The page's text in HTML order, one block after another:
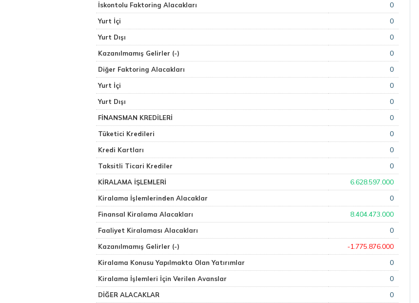
İskontolu Faktoring Alacakları 0
Yurt İçi 0
Yurt Dışı 0
Kazanılmamış Gelirler (-) 0
Diğer Faktoring Alacakları 0
Yurt İçi 0
Yurt Dışı 0
FİNANSMAN KREDİLERİ 0
Tüketici Kredileri 0
Kredi Kartları 0
Taksitli Ticari Krediler 0
KİRALAMA İŞLEMLERİ 6.628.597.000
Kiralama İşlemlerinden Alacaklar 0
Finansal Kiralama Alacakları 8.404.473.000
Faaliyet Kiralaması Alacakları 0
Kazanılmamış Gelirler (-) -1.775.876.000
Kiralama Konusu Yapılmakta Olan Yatırımlar 0
Kiralama İşlemleri İçin Verilen Avanslar 0
DİĞER ALACAKLAR 0